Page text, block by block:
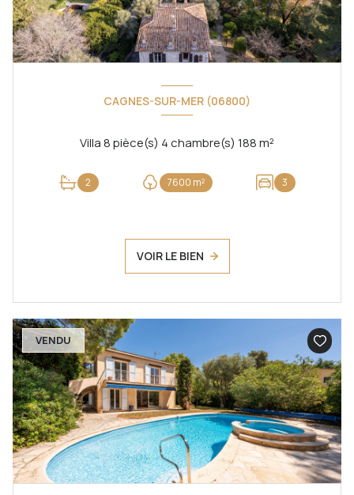
CAGNES-SUR-MER (06800)
Villa 8 pièce(s) 4 chambre(s) 188 m²
2 7600 m² 3
VOIR LE BIEN
VENDU